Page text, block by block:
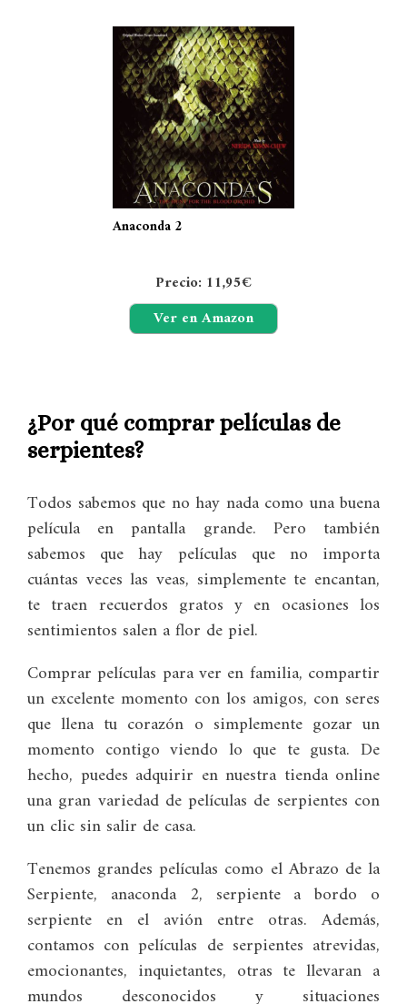
Anaconda 2
Precio: 11,95€
Ver en Amazon
¿Por qué comprar películas de
serpientes?
Todos sabemos que no hay nada como una buena
película en pantalla grande. Pero también
sabemos que hay películas que no importa
cuántas veces las veas, simplemente te encantan,
te traen recuerdos gratos y en ocasiones los
sentimientos salen a flor de piel.
Comprar películas para ver en familia, compartir
un excelente momento con los amigos, con seres
que llena tu corazón o simplemente gozar un
momento contigo viendo lo que te gusta. De
hecho, puedes adquirir en nuestra tienda online
una gran variedad de películas de serpientes con
un clic sin salir de casa.
Tenemos grandes películas como el Abrazo de la
Serpiente, anaconda 2, serpiente a bordo o
serpiente en el avión entre otras. Además,
contamos con películas de serpientes atrevidas,
emocionantes, inquietantes, otras te llevaran a
mundos desconocidos y situaciones